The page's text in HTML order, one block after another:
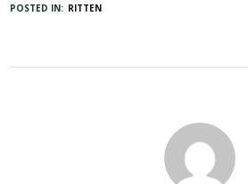
POSTED IN: RITTEN